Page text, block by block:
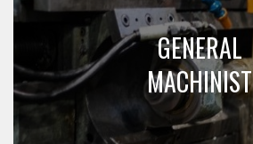
GENERAL
MACHINIST